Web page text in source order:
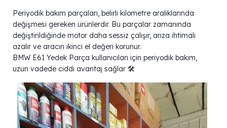
Periyodik bakım parçaları, belirli kilometre aralıklarında
değişmesi gereken ürünlerdir. Bu parçalar zamanında
değiştirildiğinde motor daha sessiz çalışır, arıza ihtimali
azalır ve aracın ikinci el değeri korunur.
BMW E61 Yedek Parça kullanıcıları için periyodik bakım,
uzun vadede ciddi avantaj sağlar 🛠️